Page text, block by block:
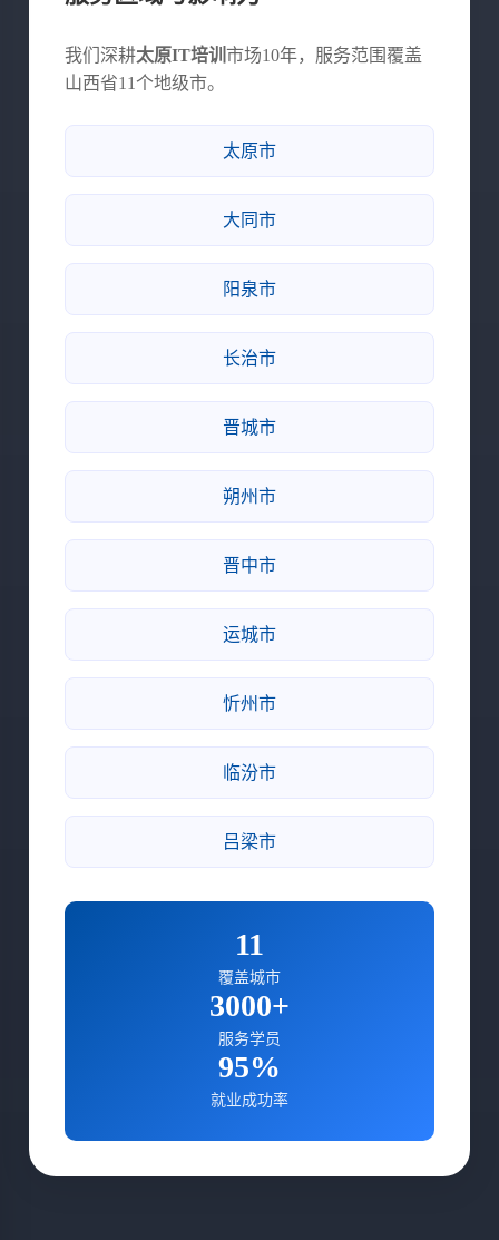
我们深耕太原IT培训市场10年，服务范围覆盖
山西省11个地级市。
太原市
大同市
阳泉市
长治市
晋城市
朔州市
晋中市
运城市
忻州市
临汾市
吕梁市
11
覆盖城市
3000+
服务学员
95%
就业成功率